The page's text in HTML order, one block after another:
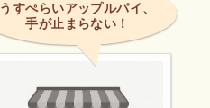
うすぺらいアップルパイ、
手が止まらない！